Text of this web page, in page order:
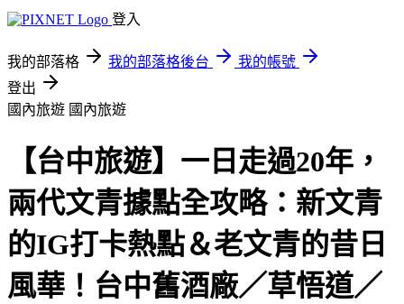
登入
我的部落格 我的部落格後台
我的帳號
登出
國內旅遊 國內旅遊
【台中旅遊】一日走過20年，
兩代文青據點全攻略：新文青
的IG打卡熱點＆老文青的昔日
風華！台中舊酒廠／草悟道／